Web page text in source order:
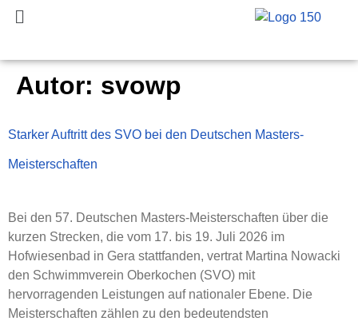
Autor: svowp
Starker Auftritt des SVO bei den Deutschen Masters-
Meisterschaften
Bei den 57. Deutschen Masters-Meisterschaften über die
kurzen Strecken, die vom 17. bis 19. Juli 2026 im
Hofwiesenbad in Gera stattfanden, vertrat Martina Nowacki
den Schwimmverein Oberkochen (SVO) mit
hervorragenden Leistungen auf nationaler Ebene. Die
Meisterschaften zählen zu den bedeutendsten